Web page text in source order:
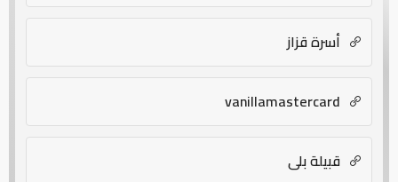
أسرة قزاز
vanillamastercard
قبيلة بلي